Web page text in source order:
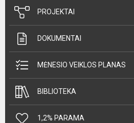
PROJEKTAI
DOKUMENTAI
MĖNESIO VEIKLOS PLANAS
BIBLIOTEKA
1,2% PARAMA